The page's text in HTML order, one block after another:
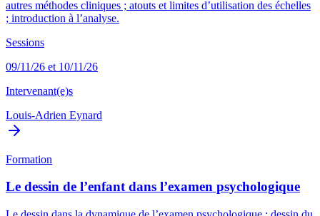
autres méthodes cliniques ; atouts et limites d’utilisation des échelles
; introduction à l’analyse.
Sessions
09/11/26 et 10/11/26
Intervenant(e)s
Louis-Adrien Eynard
Formation
Le dessin de l’enfant dans l’examen psychologique